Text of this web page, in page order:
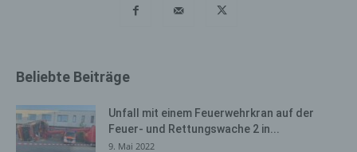
Beliebte Beiträge
Unfall mit einem Feuerwehrkran auf der
Feuer- und Rettungswache 2 in...
9. Mai 2022
Verarbeitung Verantwortlichen wird ferner die vom
erfolgt vor dem Hintergrund, dass nur so der Missbrauch
Daten im Bedarfsfall ermöglichen, begangene Straftaten
aufzuklären. Insofern ist die Speicherung dieser Daten